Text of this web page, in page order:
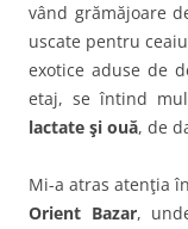
vând grămăjoare
uscate pentru
exotice aduse de
etaj, se întind
lactate şi ouă, de
Mi-a atras atenţia
Orient Bazar,